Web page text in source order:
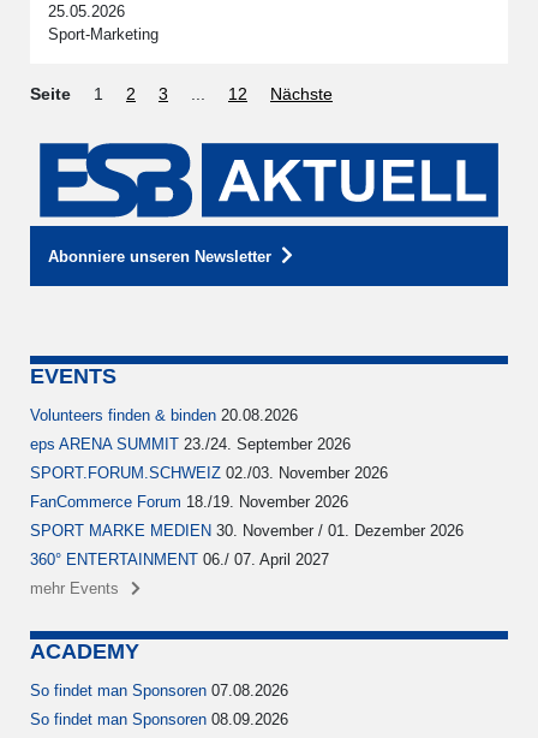
25.05.2026
Sport-Marketing
Seite 1 2 3 12 Nächste
Abonniere unseren Newsletter
EVENTS
Volunteers finden & binden 20.08.2026
eps ARENA SUMMIT 23./24. September 2026
SPORT.FORUM.SCHWEIZ 02./03. November 2026
FanCommerce Forum 18./19. November 2026
SPORT MARKE MEDIEN 30. November / 01. Dezember 2026
360° ENTERTAINMENT 06./ 07. April 2027
mehr Events
ACADEMY
So findet man Sponsoren 07.08.2026
So findet man Sponsoren 08.09.2026